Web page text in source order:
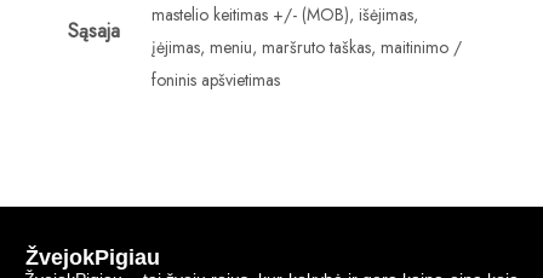
Sąsaja
mastelio keitimas +/- (MOB), išėjimas,
įėjimas, meniu, maršruto taškas, maitinimo /
foninis apšvietimas
ŽvejokPigiau